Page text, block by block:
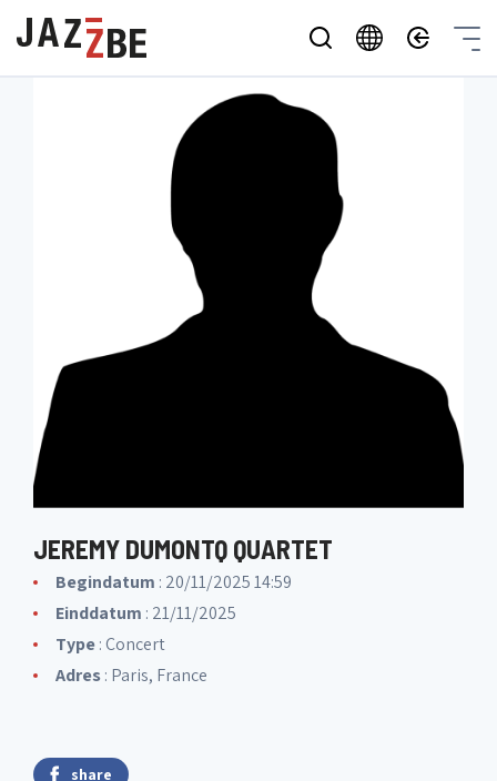
JEREMY DUMONTQ QUARTET
Begindatum : 20/11/2025 14:59
Einddatum : 21/11/2025
Type: Concert
Adres: Paris, France
share